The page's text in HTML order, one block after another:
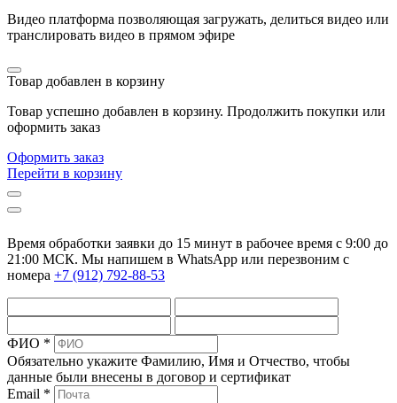
Видео платформа позволяющая загружать, делиться видео или
транслировать видео в прямом эфире
Товар добавлен в корзину
Товар успешно добавлен в корзину. Продолжить покупки или
оформить заказ
Оформить заказ
Перейти в корзину
Время обработки заявки до 15 минут в рабочее время c 9:00 до
21:00 МСК. Мы напишем в WhatsApp или перезвоним с
номера +7 (912) 792-88-53
ФИО *
Обязательно укажите Фамилию, Имя и Отчество, чтобы
данные были внесены в договор и сертификат
Email *